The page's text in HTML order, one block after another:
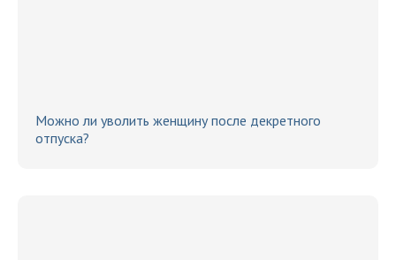
Можно ли уволить женщину после декретного
отпуска?